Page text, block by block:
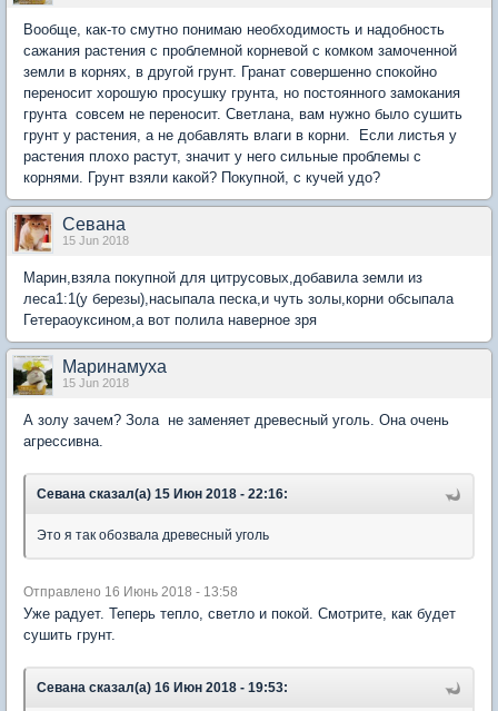
Вообще, как-то смутно понимаю необходимость и надобность
сажания растения с проблемной корневой с комком замоченной
земли в корнях, в другой грунт. Гранат совершенно спокойно
переносит хорошую просушку грунта, но постоянного замокания
грунта совсем не переносит. Светлана, вам нужно было сушить
грунт у растения, а не добавлять влаги в корни. Если листья у
растения плохо растут, значит у него сильные проблемы с
корнями. Грунт взяли какой? Покупной, с кучей удо?
Севана
15 Jun 2018
Марин,взяла покупной для цитрусовых,добавила земли из
леса1:1(у березы),насыпала песка,и чуть золы,корни обсыпала
Гетераоуксином,а вот полила наверное зря
Маринамуха
15 Jun 2018
А золу зачем? Зола не заменяет древесный уголь. Она очень
агрессивна.
Севана сказал(а) 15 Июн 2018 - 22:16:
Это я так обозвала древесный уголь
Отправлено 16 Июнь 2018 - 13:58
Уже радует. Теперь тепло, светло и покой. Смотрите, как будет
сушить грунт.
Севана сказал(а) 16 Июн 2018 - 19:53: